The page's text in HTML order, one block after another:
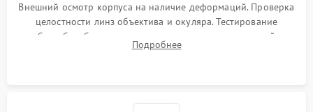
Внешний осмотр корпуса на наличие деформаций. Проверка
целостности линз объектива и окуляра. Тестирование
работы барабанчиков ввода поправок, кольца отстройки
параллакса и зума. Выявление сколов, внутренних
Подробнее